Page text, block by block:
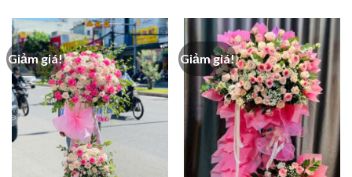
Giảm giá! Giảm giá!